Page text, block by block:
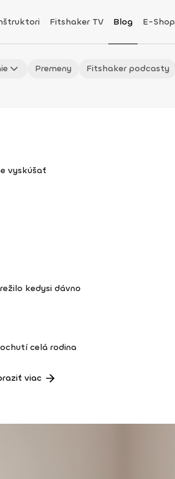
Fitshaker TV Blog E-Shop
Premeny Fitshaker podcasty
vyskúšať
kedysi dávno
celá rodina
viac